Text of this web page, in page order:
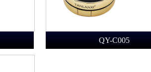
QY-C005